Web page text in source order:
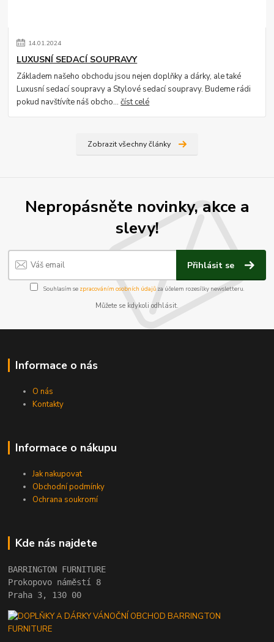
14.01.2024
LUXUSNÍ SEDACÍ SOUPRAVY
Základem našeho obchodu jsou nejen doplňky a dárky, ale také
Luxusní sedací soupravy a Stylové sedací soupravy. Budeme rádi
pokud navštívíte náš obcho...číst celé
Zobrazit všechny články
Nepropásněte novinky, akce a
slevy!
Přihlásit se
Souhlasím se zpracováním osobních údajůza účelem rozesílky newsletteru.
Můžete se kdykoli odhlásit.
Informace o nás
O nás
Kontakty
Informace o nákupu
Jak nakupovat
Obchodní podmínky
Ochrana soukromí
Kde nás najdete
BARRINGTON FURNITURE
Prokopovo náměstí 8
Praha 3, 130 00